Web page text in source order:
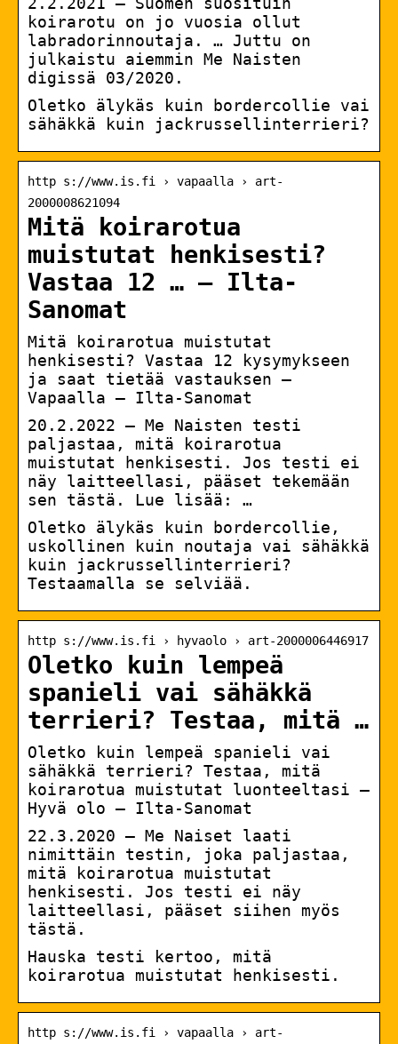
koirarotu on jo vuosia ollut
labradorinnoutaja. … Juttu on
julkaistu aiemmin Me Naisten
digissä 03/2020.
Oletko älykäs kuin bordercollie vai
sähäkkä kuin jackrussellinterrieri?
http s://www.is.fi › vapaalla › art-
2000008621094
Mitä koirarotua
muistutat henkisesti?
Vastaa 12 … – Ilta-
Sanomat
Mitä koirarotua muistutat
henkisesti? Vastaa 12 kysymykseen
ja saat tietää vastauksen –
Vapaalla – Ilta-Sanomat
20.2.2022 — Me Naisten testi
paljastaa, mitä koirarotua
muistutat henkisesti. Jos testi ei
näy laitteellasi, pääset tekemään
sen tästä. Lue lisää: …
Oletko älykäs kuin bordercollie,
uskollinen kuin noutaja vai sähäkkä
kuin jackrussellinterrieri?
Testaamalla se selviää.
http s://www.is.fi › hyvaolo › art-2000006446917
Oletko kuin lempeä
spanieli vai sähäkkä
terrieri? Testaa, mitä …
Oletko kuin lempeä spanieli vai
sähäkkä terrieri? Testaa, mitä
koirarotua muistutat luonteeltasi –
Hyvä olo – Ilta-Sanomat
22.3.2020 — Me Naiset laati
nimittäin testin, joka paljastaa,
mitä koirarotua muistutat
henkisesti. Jos testi ei näy
laitteellasi, pääset siihen myös
tästä.
Hauska testi kertoo, mitä
koirarotua muistutat henkisesti.
http s://www.is.fi › vapaalla › art-